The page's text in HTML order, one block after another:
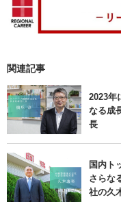
関連記事
2023年
なる成
長
国内ト
さらな
社の久